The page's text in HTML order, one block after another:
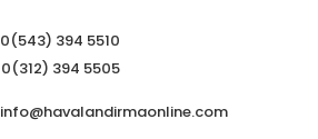
0(543) 394 5510
0(312) 394 5505
info@havalandirmaonline.com